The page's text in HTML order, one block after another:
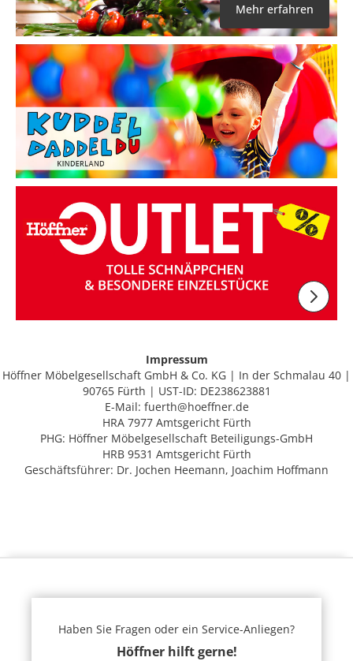
Mehr erfahren
Impressum
Höffner Möbelgesellschaft GmbH & Co. KG | In der Schmalau 40 |
90765 Fürth | UST-ID: DE238623881
E-Mail: fuerth@hoeffner.de
HRA 7977 Amtsgericht Fürth
PHG: Höffner Möbelgesellschaft Beteiligungs-GmbH
HRB 9531 Amtsgericht Fürth
Geschäftsführer: Dr. Jochen Heemann, Joachim Hoffmann
Haben Sie Fragen oder ein Service-Anliegen?
Höffner hilft gerne!